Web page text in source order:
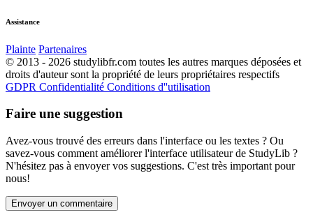
Assistance
Plainte Partenaires
© 2013 - 2026 studylibfr.com toutes les autres marques déposées et
droits d'auteur sont la propriété de leurs propriétaires respectifs
GDPR Confidentialité Conditions d''utilisation
Faire une suggestion
Avez-vous trouvé des erreurs dans l'interface ou les textes ? Ou
savez-vous comment améliorer l'interface utilisateur de StudyLib ?
N'hésitez pas à envoyer vos suggestions. C'est très important pour
nous!
Envoyer un commentaire